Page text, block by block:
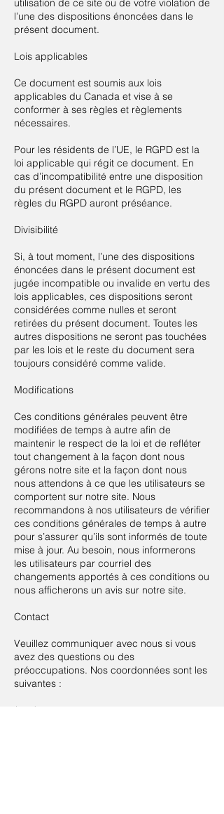
utilisation de ce site ou de votre violation de
l’une des dispositions énoncées dans le
présent document.
Lois applicables
Ce document est soumis aux lois
applicables du Canada et vise à se
conformer à ses règles et règlements
nécessaires.
Pour les résidents de l’UE, le RGPD est la
loi applicable qui régit ce document. En
cas d’incompatibilité entre une disposition
du présent document et le RGPD, les
règles du RGPD auront préséance.
Divisibilité
Si, à tout moment, l’une des dispositions
énoncées dans le présent document est
jugée incompatible ou invalide en vertu des
lois applicables, ces dispositions seront
considérées comme nulles et seront
retirées du présent document. Toutes les
autres dispositions ne seront pas touchées
par les lois et le reste du document sera
toujours considéré comme valide.
Modifications
Ces conditions générales peuvent être
modifiées de temps à autre afin de
maintenir le respect de la loi et de refléter
tout changement à la façon dont nous
gérons notre site et la façon dont nous
nous attendons à ce que les utilisateurs se
comportent sur notre site. Nous
recommandons à nos utilisateurs de vérifier
ces conditions générales de temps à autre
pour s’assurer qu’ils sont informés de toute
mise à jour. Au besoin, nous informerons
les utilisateurs par courriel des
changements apportés à ces conditions ou
nous afficherons un avis sur notre site.
Contact
Veuillez communiquer avec nous si vous
avez des questions ou des
préoccupations. Nos coordonnées sont les
suivantes :
(450) 800-2889